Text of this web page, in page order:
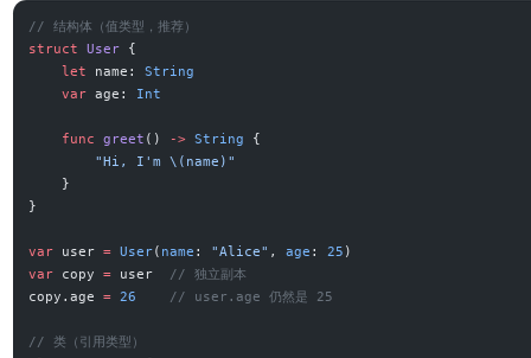
// 结构体（值类型，推荐）
struct
User {
    let
name: String
    var
age: Int
    func
greet () -> String
{
        "Hi, I'm
\(name) "
    }
}
var user = User( name : "Alice" , age : 25 )
var copy = user // 独立副本
copy.age = 26
    // user.age 仍然是 25
// 类（引用类型）